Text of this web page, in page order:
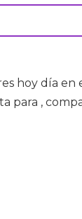
hoy día en
para ,